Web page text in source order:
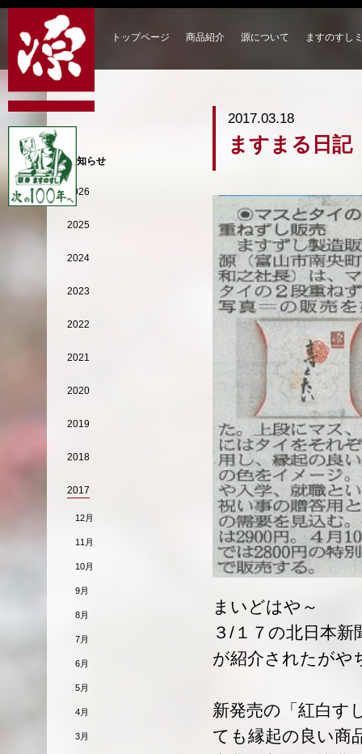
トップページ 商品紹介 源について ますのすし
2017.03.18
ますまる日記
まいどはや～
３/１７の北日本
が紹介されたがや
新発売の「紅白す
ても縁起の良い商
お知らせ
2026
2025
2024
2023
2022
2021
2020
2019
2018
2017
12月
11月
10月
9月
8月
7月
6月
5月
4月
3月